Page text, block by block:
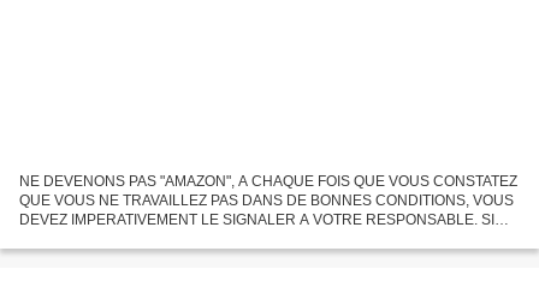
NE DEVENONS PAS "AMAZON", A CHAQUE FOIS QUE VOUS CONSTATEZ
QUE VOUS NE TRAVAILLEZ PAS DANS DE BONNES CONDITIONS, VOUS
DEVEZ IMPERATIVEMENT LE SIGNALER A VOTRE RESPONSABLE. SI
N'AVEZ PAS ETE ECOUTE,...